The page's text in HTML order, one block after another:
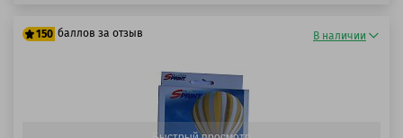
150 баллов за отзыв В наличии